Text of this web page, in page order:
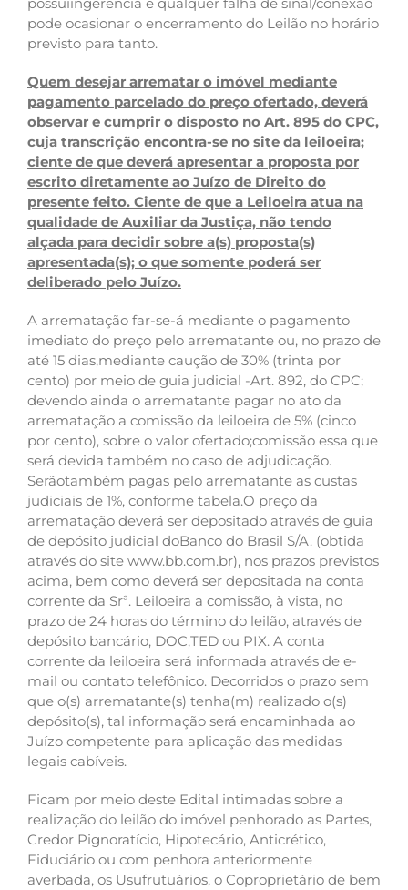
pode ocasionar o encerramento do Leilão no horário
previsto para tanto.
Quem desejar arrematar o imóvel mediante
pagamento parcelado do preço ofertado, deverá
observar e cumprir o disposto no Art. 895 do CPC,
cuja transcrição encontra-se no site da leiloeira;
ciente de que deverá apresentar a proposta por
escrito diretamente ao Juízo de Direito do
presente feito. Ciente de que a Leiloeira atua na
qualidade de Auxiliar da Justiça, não tendo
alçada para decidir sobre a(s) proposta(s)
apresentada(s); o que somente poderá ser
deliberado pelo Juízo.
A arrematação far-se-á mediante o pagamento
imediato do preço pelo arrematante ou, no prazo de
até 15 dias,mediante caução de 30% (trinta por
cento) por meio de guia judicial -Art. 892, do CPC;
devendo ainda o arrematante pagar no ato da
arrematação a comissão da leiloeira de 5% (cinco
por cento), sobre o valor ofertado;comissão essa que
será devida também no caso de adjudicação.
Serãotambém pagas pelo arrematante as custas
judiciais de 1%, conforme tabela.O preço da
arrematação deverá ser depositado através de guia
de depósito judicial doBanco do Brasil S/A. (obtida
através do site www.bb.com.br), nos prazos previstos
acima, bem como deverá ser depositada na conta
corrente da Srª. Leiloeira a comissão, à vista, no
prazo de 24 horas do término do leilão, através de
depósito bancário, DOC,TED ou PIX. A conta
corrente da leiloeira será informada através de e-
mail ou contato telefônico. Decorridos o prazo sem
que o(s) arrematante(s) tenha(m) realizado o(s)
depósito(s), tal informação será encaminhada ao
Juízo competente para aplicação das medidas
legais cabíveis.
Ficam por meio deste Edital intimadas sobre a
realização do leilão do imóvel penhorado as Partes,
Credor Pignoratício, Hipotecário, Anticrético,
Fiduciário ou com penhora anteriormente
averbada, os Usufrutuários, o Coproprietário de bem